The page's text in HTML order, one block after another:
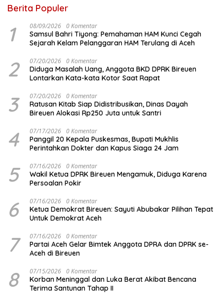
Berita Populer
1 08/09/2026 0 Komentar
Samsul Bahri Tiyong: Pemahaman HAM Kunci Cegah
Sejarah Kelam Pelanggaran HAM Terulang di Aceh
2 07/20/2026 0 Komentar
Diduga Masalah Uang, Anggota BKD DPRK Bireuen
Lontarkan Kata-kata Kotor Saat Rapat
3 07/20/2026 0 Komentar
Ratusan Kitab Siap Didistribusikan, Dinas Dayah
Bireuen Alokasi Rp250 Juta untuk Santri
4 07/17/2026 0 Komentar
Panggil 20 Kepala Puskesmas, Bupati Mukhlis
Perintahkan Dokter dan Kapus Siaga 24 Jam
5 07/16/2026 0 Komentar
Wakil Ketua DPRK Bireuen Mengamuk, Diduga Karena
Persoalan Pokir
6 07/16/2026 0 Komentar
Ketua Demokrat Bireuen: Sayuti Abubakar Pilihan Tepat
Untuk Demokrat Aceh
7 07/16/2026 0 Komentar
Partai Aceh Gelar Bimtek Anggota DPRA dan DPRK se-
Aceh di Bireuen
8 07/15/2026 0 Komentar
Korban Meninggal dan Luka Berat Akibat Bencana
Terima Santunan Tahap II